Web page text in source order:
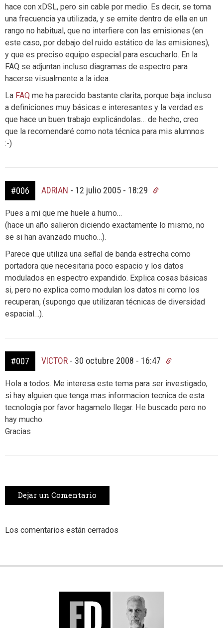
hace con xDSL, pero sin cable por medio. Es decir, se toma
una frecuencia ya utilizada, y se emite dentro de ella en un
rango no habitual, que no interfiere con las emisiones (en
este caso, por debajo del ruido estático de las emisiones),
y que es preciso equipo especial para escucharlo. En la
FAQ se adjuntan incluso diagramas de espectro para
hacerse visualmente a la idea.
La FAQ me ha parecido bastante clarita, porque baja incluso
a definiciones muy básicas e interesantes y la verdad es
que hace un buen trabajo explicándolas… de hecho, creo
que la recomendaré como nota técnica para mis alumnos
:-)
#006 ADRIAN - 12 julio 2005 - 18:29
Pues a mi que me huele a humo…
(hace un año salieron diciendo exactamente lo mismo, no
se si han avanzado mucho…).
Parece que utiliza una señal de banda estrecha como
portadora que necesitaria poco espacio y los datos
modulados en espectro expandido. Explica cosas básicas
si, pero no explica como modulan los datos ni como los
recuperan, (supongo que utilizaran técnicas de diversidad
espacial…).
#007 VICTOR - 30 octubre 2008 - 16:47
Hola a todos. Me interesa este tema para ser investigado,
si hay alguien que tenga mas informacion tecnica de esta
tecnologia por favor hagamelo llegar. He buscado pero no
hay mucho.
Gracias
Dejar un Comentario
Los comentarios están cerrados